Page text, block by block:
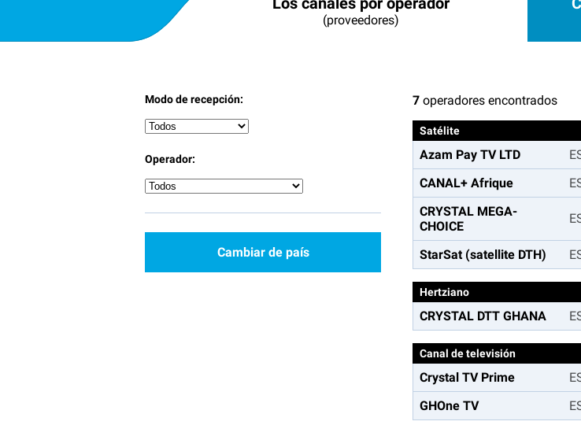
(proveedores)
Modo de recepción:
Operador:
Cambiar de país
7 operadores encontrados
Satélite
Azam Pay TV LTD
CANAL+ Afrique
CRYSTAL MEGA-
CHOICE
StarSat (satellite DTH)
Hertziano
CRYSTAL DTT GHANA
Canal de televisión
Crystal TV Prime
GHOne TV